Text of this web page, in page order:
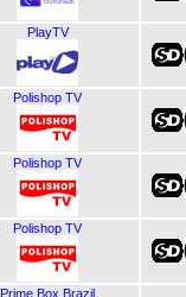
PlayTV
Polishop TV
Polishop TV
Polishop TV
Prime Box Brazil